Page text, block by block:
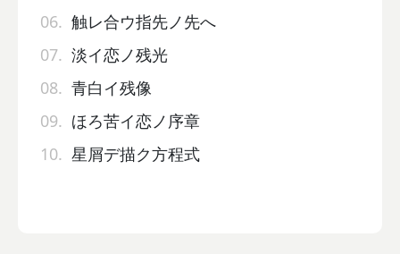
06. 触レ合ウ指先ノ先へ
07. 淡イ恋ノ残光
08. 青白イ残像
09. ほろ苦イ恋ノ序章
10. 星屑デ描ク方程式